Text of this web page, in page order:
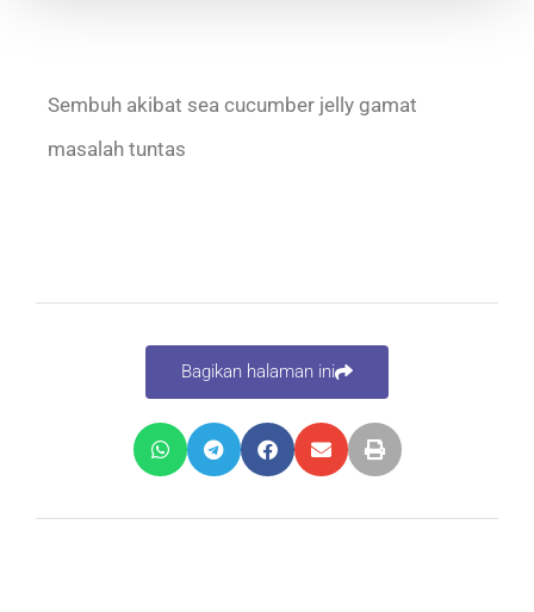
Sembuh akibat sea cucumber jelly gamat
masalah tuntas
Bagikan halaman ini